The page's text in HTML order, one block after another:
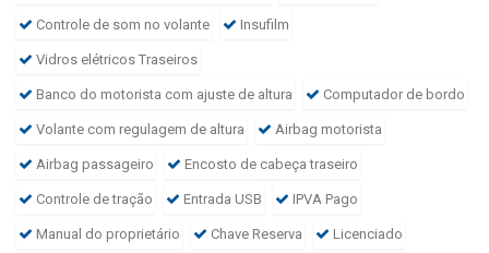
Controle de som no volante Insufilm
Vidros elétricos Traseiros
Banco do motorista com ajuste de altura Computador de bordo
Volante com regulagem de altura Airbag motorista
Airbag passageiro Encosto de cabeça traseiro
Controle de tração Entrada USB IPVA Pago
Manual do proprietário Chave Reserva Licenciado